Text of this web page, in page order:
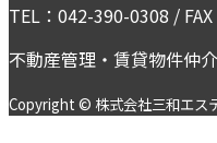
TEL：042-390-0308 /
不動産管理・賃貸物件仲
Copyright © 株式会社三和エス